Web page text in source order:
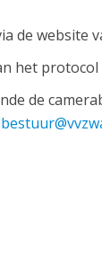
de website
het
de